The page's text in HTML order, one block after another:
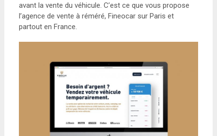
avant la vente du véhicule. C’est ce que vous propose
l’agence de vente à réméré, Fineocar sur Paris et
partout en France.